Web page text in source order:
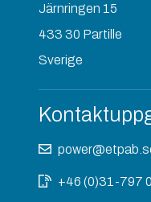
Järnringen 15
433 30 Partille
Sverige
+46 (0)31-797